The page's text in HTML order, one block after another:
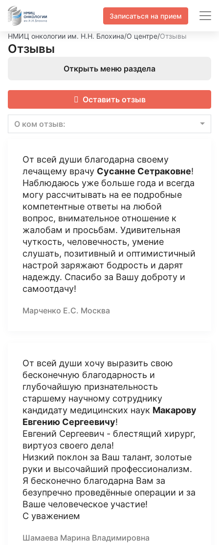
Записаться на прием
НМИЦ онкологии им. Н.Н. Блохина/О центре/Отзывы
Отзывы
Открыть меню раздела
Оставить отзыв
О ком отзыв:
От всей души благодарна своему
лечащему врачу Сусанне Сетраковне!
Наблюдаюсь уже больше года и всегда
могу рассчитывать на ее подробные
компетентные ответы на любой
вопрос, внимательное отношение к
жалобам и просьбам. Удивительная
чуткость, человечность, умение
слушать, позитивный и оптимистичный
настрой заряжают бодрость и дарят
надежду. Спасибо за Вашу доброту и
самоотдачу!
Марченко Е.С. Москва
От всей души хочу выразить свою
бесконечную благодарность и
глубочайшую признательность
старшему научному сотруднику
кандидату медицинских наук Макарову
Евгению Сергеевичу!
Евгений Сергеевич - блестящий хирург,
виртуоз своего дела!
Низкий поклон за Ваш талант, золотые
руки и высочайший профессионализм.
Я бесконечно благодарна Вам за
безупречно проведённые операции и за
Ваше человеческое участие!
С уважением
Шамаева Марина Владимировна